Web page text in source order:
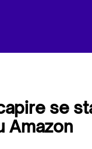
se
Amazon